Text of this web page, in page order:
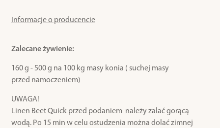
Informacje o producencie
Zalecane żywienie:
160 g - 500 g na 100 kg masy konia ( suchej masy
przed namoczeniem)
UWAGA!
Linen Beet Quick przed podaniem należy zalać gorącą
wodą. Po 15 min w celu ostudzenia można dolać zimnej